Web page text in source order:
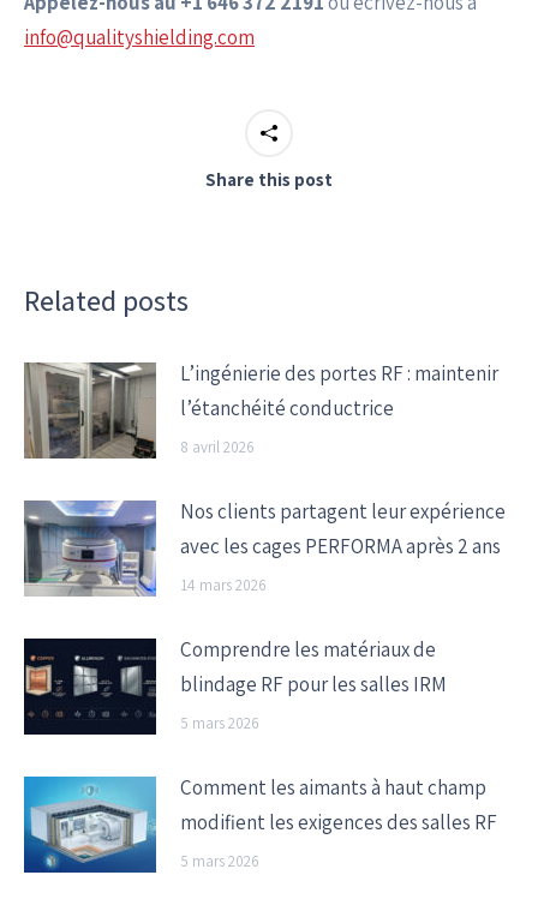
info@qualityshielding.com
Share this post
Related posts
L’ingénierie des portes RF : maintenir
l’étanchéité conductrice
8 avril 2026
Nos clients partagent leur expérience
avec les cages PERFORMA après 2 ans
14 mars 2026
Comprendre les matériaux de
blindage RF pour les salles IRM
5 mars 2026
Comment les aimants à haut champ
modifient les exigences des salles RF
5 mars 2026